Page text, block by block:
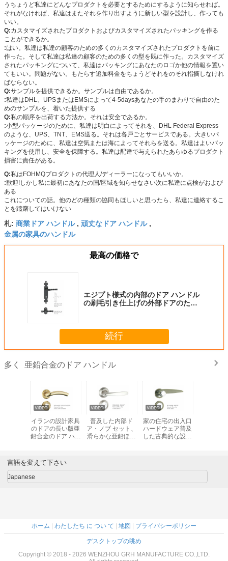
うちょうど私達にどんなプロダクトを必要とするためにするように知らせれば。
それがなければ、私達はまたそれを作り出すように新しい型を設計し、作っても
いい。
Q:カスタマイズされたプロダクトおよびカスタマイズされたパッキングを作る
ことができるか。
:はい。私達は私達の顧客のための多くのカスタマイズされたプロダクトを前に
作った。そして私達は私達の顧客のための多くの型を既に作った。カスタマイズ
されたパッキングについて、私達はパッキングにあなたのロゴか他の情報を置い
てもいい。問題がない。もたらす追加料金をちょうどそれをのそれ指摘しなけれ
ばならない。
Q:サンプルを提供できるか。サンプルは自由であるか。
:私達はDHL、UPSまたはEMSによって4-5daysあなたの手のまわりで自由のた
めのサンプルを、着いた提供する
Q:私の順序を出荷する方法か。それは安全であるか。
:小型パッケージのために、私達は明白によってそれを、DHL Federal Express
のような、UPS、TNT、EMS送る。それは各戸ごとサービスである。大きいパ
ッケージのために、私達は空気または海によってそれらを送る。私達はよいパッ
キングを使用し、安全を保障する。私達は配達で与えられたあらゆるプロダクト
損害に責任がある。
Q:私はFOHMQプロダクトの代理人/ディーラーになってもいいか。
:歓迎!しかし私に最初にあなたの国/区域を知らせなさい次に私達に点検がおよび
ある
これについての話。他のどの種類の協同もほしいと思ったら、私達に連絡するこ
とを躊躇してはいけない
札: 商業ドア ハンドル, 頑丈なドア ハンドル,
金属の家具のハンドル
最高の価格で
エジプト様式の内部のドア ハンドル
の刷毛引き仕上げの外部ドアのため
続行
多く 亜鉛合金のドア ハンドル
イランの設計家具
のドアの長い版亜
鉛合金のドア ハン
普及した内部ド
ア・ノブ セット、
滑らかな亜鉛ほぞ
家の住宅の出入口
ハードウェア普及
した古典的な設計
言語を変えて下さい
Japanese
ホーム | わたしたち に つい て | 地図 | プライバシーポリシー
デスクトップの眺め
Copyright © 2018 - 2026 WENZHOU GRH MANUFACTURE CO.,LTD.